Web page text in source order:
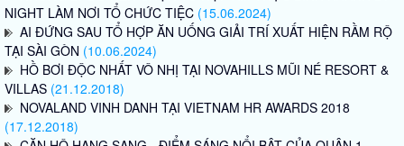
NIGHT LÀM NƠI TỔ CHỨC TIỆC (15.06.2024)
AI ĐỨNG SAU TỔ HỢP ĂN UỐNG GIẢI TRÍ XUẤT HIỆN RẦM RỘ
TẠI SÀI GÒN (10.06.2024)
HỒ BƠI ĐỘC NHẤT VÔ NHỊ TẠI NOVAHILLS MŨI NÉ RESORT &
VILLAS (21.12.2018)
NOVALAND VINH DANH TẠI VIETNAM HR AWARDS 2018
(17.12.2018)